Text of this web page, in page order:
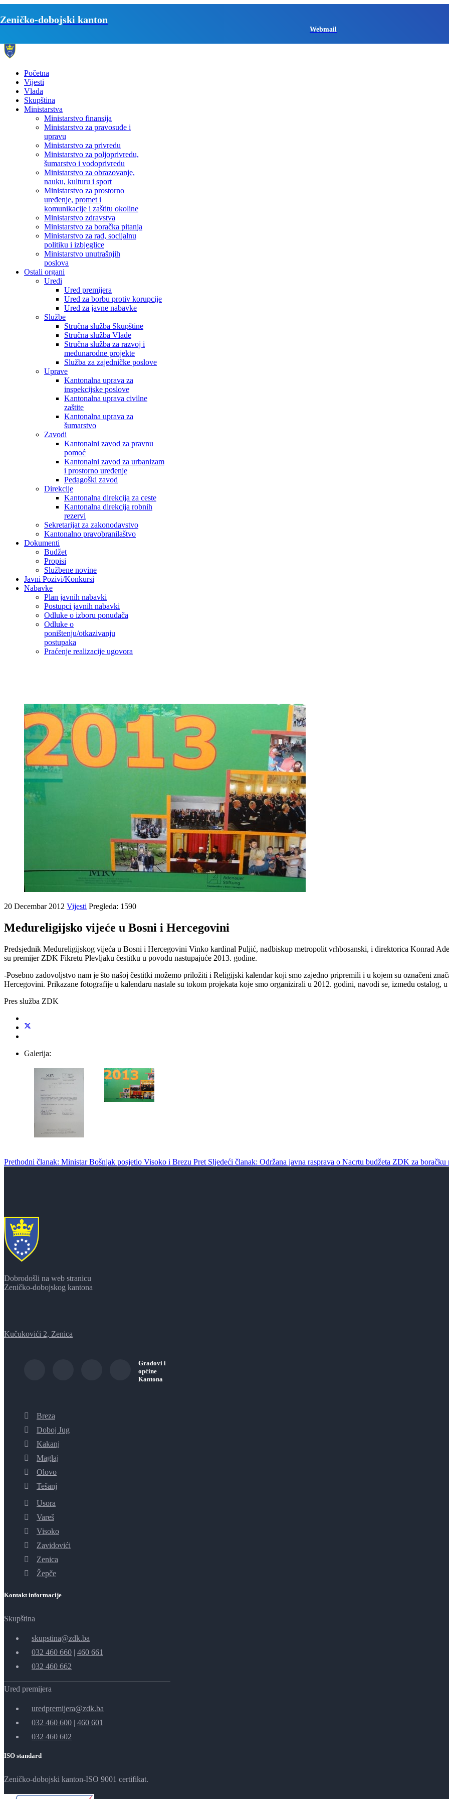
Zeničko-dobojski kanton
Webmail
Početna
Vijesti
Vlada
Skupština
Ministarstva
Ministarstvo finansija
Ministarstvo za pravosuđe i
upravu
Ministarstvo za privredu
Ministarstvo za poljoprivredu,
šumarstvo i vodoprivredu
Ministarstvo za obrazovanje,
nauku, kulturu i sport
Ministarstvo za prostorno
uređenje, promet i
komunikacije i zaštitu okoline
Ministarstvo zdravstva
Ministarstvo za boračka pitanja
Ministarstvo za rad, socijalnu
politiku i izbjeglice
Ministarstvo unutrašnjih
poslova
Ostali organi
Uredi
Ured premijera
Ured za borbu protiv korupcije
Ured za javne nabavke
Službe
Stručna služba Skupštine
Stručna služba Vlade
Stručna služba za razvoj i
međunarodne projekte
Služba za zajedničke poslove
Uprave
Kantonalna uprava za
inspekcijske poslove
Kantonalna uprava civilne
zaštite
Kantonalna uprava za
šumarstvo
Zavodi
Kantonalni zavod za pravnu
pomoć
Kantonalni zavod za urbanizam
i prostorno uređenje
Pedagoški zavod
Direkcije
Kantonalna direkcija za ceste
Kantonalna direkcija robnih
rezervi
Sekretarijat za zakonodavstvo
Kantonalno pravobranilaštvo
Dokumenti
Budžet
Propisi
Službene novine
Javni Pozivi/Konkursi
Nabavke
Plan javnih nabavki
Postupci javnih nabavki
Odluke o izboru ponuđača
Odluke o
poništenju/otkazivanju
postupaka
Praćenje realizacije ugovora
20 Decembar 2012 Vijesti Pregleda: 1590
Međureligijsko vijeće u Bosni i Hercegovini
Predsjednik Međureligijskog vijeća u Bosni i Hercegovini Vinko kardinal Puljić, nadbiskup metropolit vrhbosanski, i direktorica Konrad
su premijer ZDK Fikretu Plevljaku čestitku u povodu nastupajuće 2013. godine.
-Posebno zadovoljstvo nam je što našoj čestitki možemo priložiti i Religijski kalendar koji smo zajedno pripremili i u kojem su označeni
Hercegovini. Prikazane fotografije u kalendaru nastale su tokom projekata koje smo organizirali u 2012. godini, navodi se, između
Pres služba ZDK
Galerija:
Prethodni članak: Ministar Bošnjak posjetio Visoko i Brezu Pret Sljedeći članak: Održana javna rasprava o Nacrtu budžeta ZDK za boračku
Dobrodošli na web stranicu
Zeničko-dobojskog kantona
Kučukovići 2, Zenica
Gradovi i
općine
Kantona
Breza
Doboj Jug
Kakanj
Maglaj
Olovo
Tešanj
Usora
Vareš
Visoko
Zavidovići
Zenica
Žepče
Kontakt informacije
Skupština
skupstina@zdk.ba
032 460 660 | 460 661
032 460 662
Ured premijera
uredpremijera@zdk.ba
032 460 600 | 460 601
032 460 602
ISO standard
Zeničko-dobojski kanton-ISO 9001 certifikat.